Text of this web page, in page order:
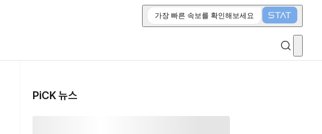
가장 빠른 속보를 확인해보세요
PiCK 뉴스